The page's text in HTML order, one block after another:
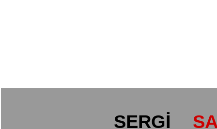
SERGİ